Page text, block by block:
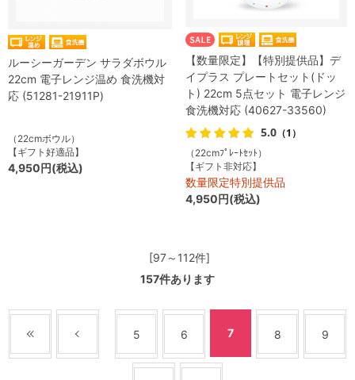
ルーシーガーデン サラダボウル
22cm 電子レンジ温め 食洗機対
応 (51281-21911P)
（22cmボウル）
【ギフト好適品】
4,950円(税込)
【数量限定】【特別提供品】デ
イプラス プレートセット(ドッ
ト) 22cm 5点セット 電子レンジ
食洗機対応 (40627-33560)
5.0 （1）
（22cmﾌﾟﾚｰﾄｾｯﾄ）
【ギフト非対応】
数量限定特別提供品
4,950円(税込)
[97～112件]
157件あります
5 6 7 8 9